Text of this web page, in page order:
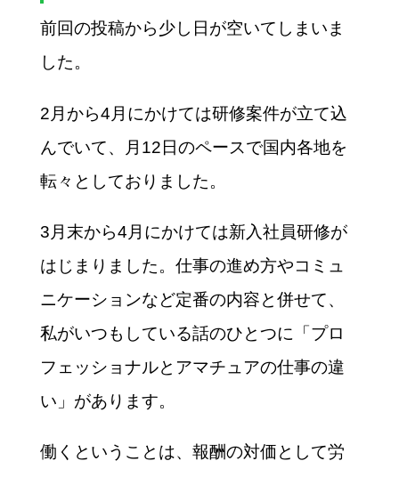
前回の投稿から少し日が空いてしまいま
した。
2月から4月にかけては研修案件が立て込
んでいて、月12日のペースで国内各地を
転々としておりました。
3月末から4月にかけては新入社員研修が
はじまりました。仕事の進め方やコミュ
ニケーションなど定番の内容と併せて、
私がいつもしている話のひとつに「プロ
フェッショナルとアマチュアの仕事の違
い」があります。
働くということは、報酬の対価として労